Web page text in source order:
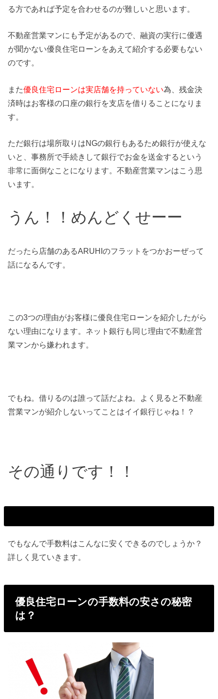
る方であれば予定を合わせるのが難しいと思います。
不動産営業マンにも予定があるので、融資の実行に優遇
が聞かない優良住宅ローンをあえて紹介する必要もない
のです。
また優良住宅ローンは実店舗を持っていない為、残金決
済時はお客様の口座の銀行を支店を借りることになりま
す。
ただ銀行は場所取りはNGの銀行もあるため銀行が使えな
いと、事務所で手続きして銀行でお金を送金するという
非常に面倒なことになります。不動産営業マンはこう思
います。
うん！！めんどくせーー
だったら店舗のあるARUHIのフラットをつかおーぜって
話になるんです。
この3つの理由がお客様に優良住宅ローンを紹介したがら
ない理由になります。ネット銀行も同じ理由で不動産営
業マンから嫌われます。
でもね。借りるのは誰って話だよね。よく見ると不動産
営業マンが紹介しないってことはイイ銀行じゃね！？
その通りです！！
でもなんで手数料はこんなに安くできるのでしょうか？
詳しく見ていきます。
優良住宅ローンの手数料の安さの秘密
は？